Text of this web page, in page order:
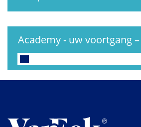
Academy - uw voortgang–